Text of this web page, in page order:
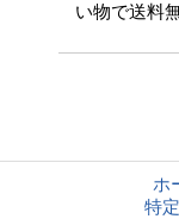
い物で送料
ホ
特